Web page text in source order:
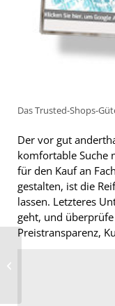
Das Trusted-Shops-
Der vor gut
komfortable Suche
für den Kauf an
gestalten, ist die
lassen. Letzteres
geht, und
Preistransparenz,